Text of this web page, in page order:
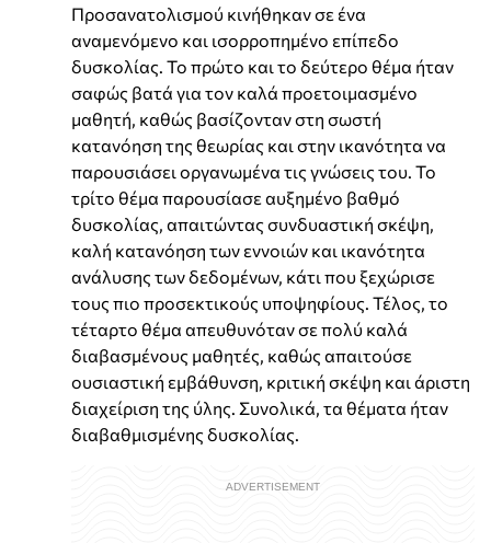
Προσανατολισμού κινήθηκαν σε ένα
αναμενόμενο και ισορροπημένο επίπεδο
δυσκολίας. Το πρώτο και το δεύτερο θέμα ήταν
σαφώς βατά για τον καλά προετοιμασμένο
μαθητή, καθώς βασίζονταν στη σωστή
κατανόηση της θεωρίας και στην ικανότητα να
παρουσιάσει οργανωμένα τις γνώσεις του. Το
τρίτο θέμα παρουσίασε αυξημένο βαθμό
δυσκολίας, απαιτώντας συνδυαστική σκέψη,
καλή κατανόηση των εννοιών και ικανότητα
ανάλυσης των δεδομένων, κάτι που ξεχώρισε
τους πιο προσεκτικούς υποψηφίους. Τέλος, το
τέταρτο θέμα απευθυνόταν σε πολύ καλά
διαβασμένους μαθητές, καθώς απαιτούσε
ουσιαστική εμβάθυνση, κριτική σκέψη και άριστη
διαχείριση της ύλης. Συνολικά, τα θέματα ήταν
διαβαθμισμένης δυσκολίας.